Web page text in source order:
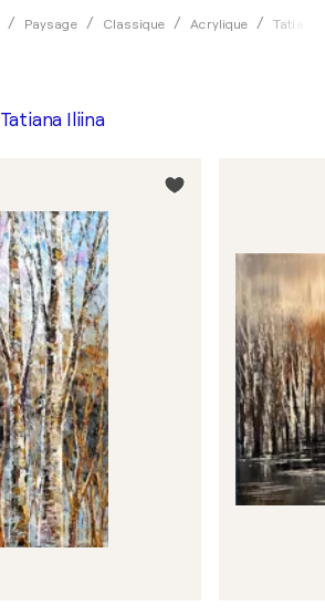
Paysage Classique Acrylique Tatiana
Tatiana Iliina